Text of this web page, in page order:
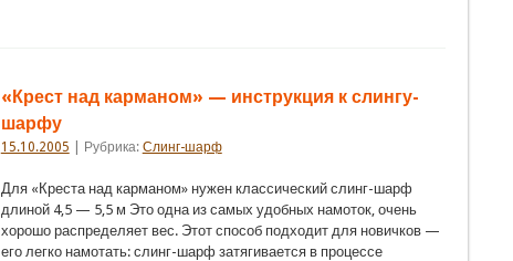
«Крест над карманом» — инструкция к слингу-
шарфу
15.10.2005 | Рубрика: Слинг-шарф
Для «Креста над карманом» нужен классический слинг-шарф
длиной 4,5 — 5,5 м Это одна из самых удобных намоток, очень
хорошо распределяет вес. Этот способ подходит для новичков —
его легко намотать: слинг-шарф затягивается в процессе